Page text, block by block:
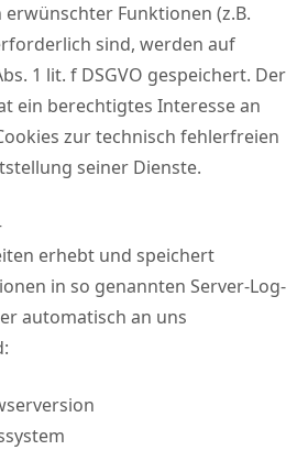
Funktionen (z.B.
sind, werden auf
1 lit. f DSGVO gespeichert. Der
ein berechtigtes Interesse an
zur technisch fehlerfreien
seiner Dienste.
erhebt und speichert
in so genannten Server-Log-
automatisch an uns